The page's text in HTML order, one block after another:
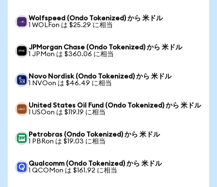
Wolfspeed (Ondo Tokenized) から 米ドル
1 WOLFon は $25.29 に相当
JPMorgan Chase (Ondo Tokenized) から 米ドル
1 JPMon は $360.06 に相当
Novo Nordisk (Ondo Tokenized) から 米ドル
1 NVOon は $46.49 に相当
United States Oil Fund (Ondo Tokenized) から 米ドル
1 USOon は $119.19 に相当
Petrobras (Ondo Tokenized) から 米ドル
1 PBRon は $19.03 に相当
Qualcomm (Ondo Tokenized) から 米ドル
1 QCOMon は $161.92 に相当